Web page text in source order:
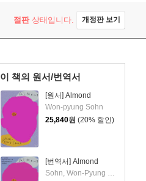
절판상태입니다. 개정판 보기
이 책의 원서/번역서
[원서] Almond
Won-pyung Sohn
25,840원 (20% 할인)
[번역서] Almond
Sohn, Won-Pyung / Lee, Sandy Joosun